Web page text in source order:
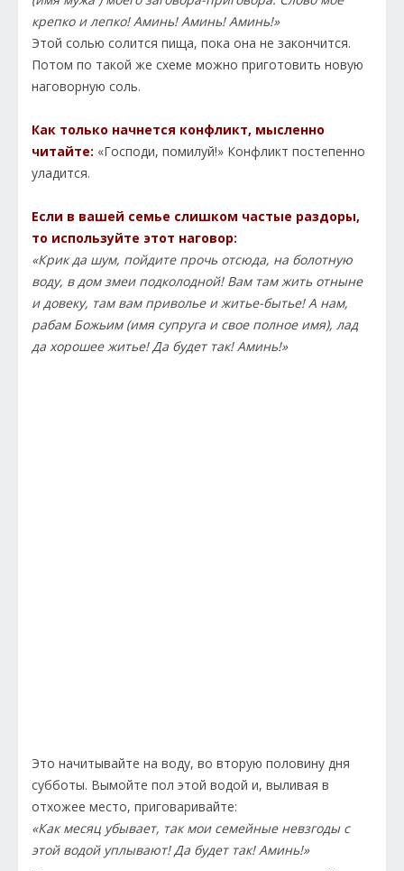
крепко и лепко! Аминь! Аминь! Аминь!»
Этой солью солится пища, пока она не закончится.
Потом по такой же схеме можно приготовить новую
наговорную соль.
Как только начнется конфликт, мысленно
читайте: «Господи, помилуй!» Конфликт постепенно
уладится.
Если в вашей семье слишком частые раздоры,
то используйте этот наговор:
«Крик да шум, пойдите прочь отсюда, на болотную
воду, в дом змеи подколодной! Вам там жить отныне
и довеку, там вам приволье и житье-бытье! А нам,
рабам Божьим (имя супруга и свое полное имя), лад
да хорошее житье! Да будет так! Аминь!»
Это начитывайте на воду, во вторую половину дня
субботы. Вымойте пол этой водой и, выливая в
отхожее место, приговаривайте:
«Как месяц убывает, так мои семейные невзгоды с
этой водой уплывают! Да будет так! Аминь!»